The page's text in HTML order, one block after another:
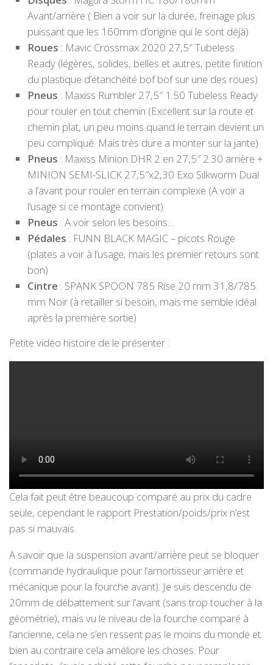
Avant/arrière ( Bien a voir sur la durée, freinage plus
puissant que les 160mm d’origine qui le sont déjà)
Roues : Mavic Crossmax 2020 27,5″ Tubeless
Ready (légères, solides, belles et autres, petite finition
du plastique d’étanchéité bof bof sur une des roues)
Pneus : Maxiss Rumbler 27,5″ 1.50 Tubeless Ready
pour rouler en tout chemin (Excellent sur la route et
chemin plat, un peu moins quand le terrain devient un
peu compliqué. Mais très dure a monter sur la jante)
Pneus : Maxiss Minion DHR 2 en 27,5″ 2.30 arrière +
MINION SEMI-SLICK 27,5″x2,30 Exo Silkworm Dual
a l’avant pour rouler en terrain complexe (A voir a
l’usage si ce montage convient)
Pneus : A voir selon les besoins…
Pédales : FUNN BLACK MAGIC – picots Rouge
(plates a voir à l’usage, mais les premier retours sont
bon)
Cintre : SPANK SPOON 785 Rise 20 mm 31,8/785
mm Noir (à retailler si besoin, mais me semble idéal
après la première sortie)
Petite vidéo histoire de le présenter :
Cela fait peut être beaucoup comparé au prix du cadre
seule, cependant le rapport Prestation/poids/prix n’est
pas si mauvais.
A savoir que la suspension avant/arrière peut se bloquer
(commande hydraulique pour l’amortisseur arrière et
mécanique pour la fourche avant). Je suis descendu de
20mm de débattement sur l’avant (sans trop toucher à la
géométrie), mais vu le niveau de la fourche comparé à
l’ancienne, cela ne s’en ressent pas le moins du monde et
bien au contraire cela améliore les choses. Pour